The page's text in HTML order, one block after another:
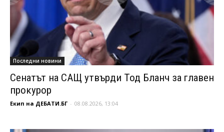
Последни новини
Сенатът на САЩ утвърди Тод Бланч за главен
прокурор
Екип на ДЕБАТИ.БГ - 08.08.2026, 13:04